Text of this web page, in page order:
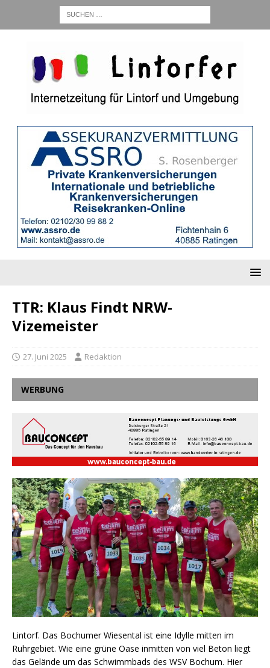
TTR: Klaus Findt NRW-
Vizemeister
27. Juni 2025 Redaktion
WERBUNG
Lintorf. Das Bochumer Wiesental ist eine Idylle mitten im
Ruhrgebiet. Wie eine grüne Oase inmitten von viel Beton liegt
das Gelände um das Schwimmbads des WSV Bochum. Hier